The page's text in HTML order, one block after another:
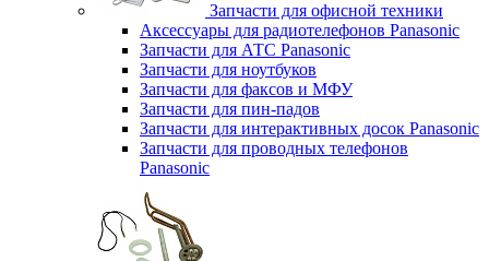
Запчасти для офисной техники
Аксессуары для радиотелефонов Panasonic
Запчасти для АТС Panasonic
Запчасти для ноутбуков
Запчасти для факсов и МФУ
Запчасти для пин-падов
Запчасти для интерактивных досок Panasonic
Запчасти для проводных телефонов
Panasonic